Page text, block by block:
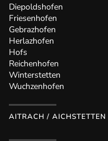
Diepoldshofen
Friesenhofen
Gebrazhofen
Herlazhofen
Hofs
Reichenhofen
Winterstetten
Wuchzenhofen
AITRACH / AICHSTETTEN